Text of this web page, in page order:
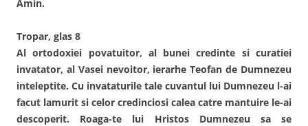
Amin.
Tropar, glas 8
Al ortodoxiei povatuitor, al bunei credinte si curatiei
invatator, al Vasei nevoitor, ierarhe Teofan de Dumnezeu
inteleptite. Cu invataturile tale cuvantul lui Dumnezeu l-ai
facut lamurit si celor credinciosi calea catre mantuire le-ai
descoperit. Roaga-te lui Hristos Dumnezeu sa se